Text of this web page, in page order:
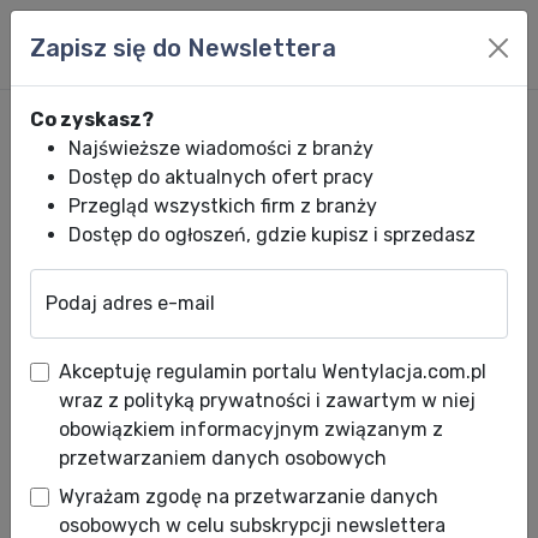
Rzeczywista charakterystyka
- realny problem
Data publikacji: 16.03.2012
Knauf Insulation razem z ekspertami z całego
Zapisz się do Newslettera
Co zyskasz?
Najświeższe wiadomości z branży
Dostęp do aktualnych ofert pracy
Przegląd wszystkich firm z branży
Dostęp do ogłoszeń, gdzie kupisz i sprzedasz
Podaj adres e-mail
Akceptuję regulamin portalu Wentylacja.com.pl
wraz z polityką prywatności i zawartym w niej
obowiązkiem informacyjnym związanym z
przetwarzaniem danych osobowych
Wyrażam zgodę na przetwarzanie danych
osobowych w celu subskrypcji newslettera